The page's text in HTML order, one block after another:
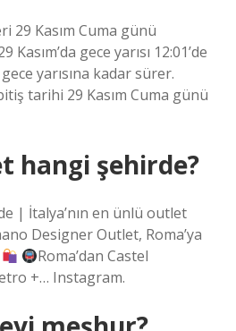
29 Kasım Cuma günü
gece yarısı 12:01’de
yarısına kadar sürer.
tarihi 29 Kasım Cuma günü
hangi şehirde?
| İtalya’nın en ünlü outlet
Designer Outlet, Roma’ya
Roma’dan Castel
+… Instagram.